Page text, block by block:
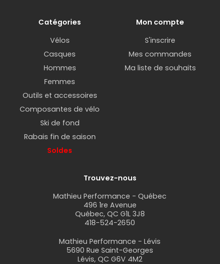
Catégories
Vélos
Casques
Hommes
Femmes
Outils et accessoires
Composantes de vélo
Ski de fond
Rabais fin de saison
Soldes
Mon compte
S'inscrire
Mes commandes
Ma liste de souhaits
Trouvez-nous
Mathieu Performance - Québec
496 1re Avenue
Québec, QC G1L 3J8
418-524-2650
Mathieu Performance - Lévis
5690 Rue Saint-Georges
Lévis, QC G6V 4M2